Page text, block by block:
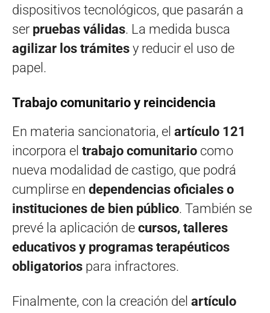
dispositivos tecnológicos, que pasarán a
ser pruebas válidas. La medida busca
agilizar los trámites y reducir el uso de
papel.
Trabajo comunitario y reincidencia
En materia sancionatoria, el artículo 121
incorpora el trabajo comunitario como
nueva modalidad de castigo, que podrá
cumplirse en dependencias oficiales o
instituciones de bien público. También se
prevé la aplicación de cursos, talleres
educativos y programas terapéuticos
obligatorios para infractores.
Finalmente, con la creación del artículo